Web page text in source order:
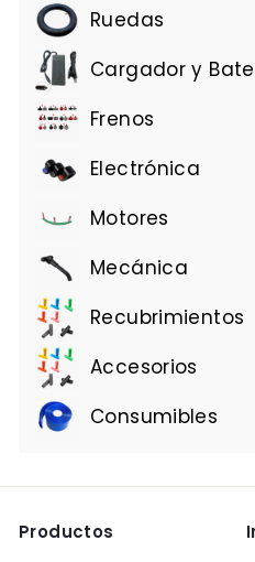
Ruedas
Cargador y
Frenos
Electrónica
Motores
Mecánica
Recubrimientos
Accesorios
Consumibles
Productos